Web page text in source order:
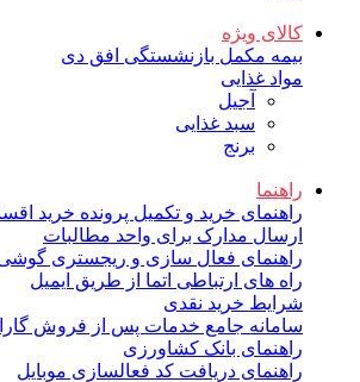
کالای ویژه
بیمه مکمل بازنشستگی افق دی
مواد غذایی
آجیل
سبد غذایی
برنج
راهنما
راهنمای خرید و تکمیل پرونده خرید
ارسال مدارک برای واحد مطالبات
راهنمای فعال سازی و ریجستری گوشی
راه های ارتباطی اتما از طریق ایمیل
شرایط خرید نقدی
سامانه جامع خدمات پس از فروش
راهنمای بانک کشاورزی
راهنمای دریافت کد فعالسازی موبایل